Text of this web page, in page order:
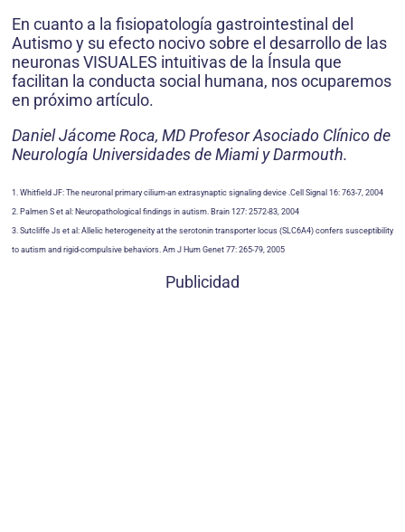
En cuanto a la fisiopatología gastrointestinal del
Autismo y su efecto nocivo sobre el desarrollo de las
neuronas VISUALES intuitivas de la Ínsula que
facilitan la conducta social humana, nos ocuparemos
en próximo artículo.
Daniel Jácome Roca, MD Profesor Asociado Clínico de
Neurología Universidades de Miami y Darmouth.
1. Whitfield JF: The neuronal primary cilium-an extrasynaptic signaling device .Cell Signal 16: 763-7, 2004
2. Palmen S et al: Neuropathological findings in autism. Brain 127: 2572-83, 2004
3. Sutcliffe Js et al: Allelic heterogeneity at the serotonin transporter locus (SLC6A4) confers susceptibility
to autism and rigid-compulsive behaviors. Am J Hum Genet 77: 265-79, 2005
Publicidad